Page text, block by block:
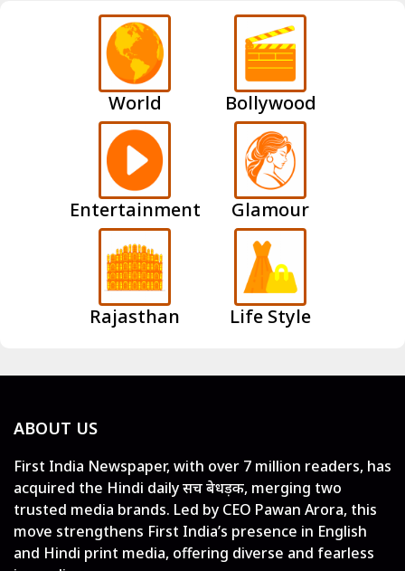
World Bollywood
Entertainment Glamour
Rajasthan Life Style
ABOUT US
First India Newspaper, with over 7 million readers, has
acquired the Hindi daily सच बेधड़क, merging two
trusted media brands. Led by CEO Pawan Arora, this
move strengthens First India’s presence in English
and Hindi print media, offering diverse and fearless